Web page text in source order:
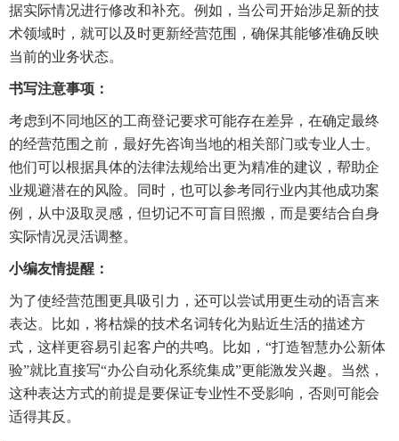
据实际情况进行修改和补充。例如，当公司开始涉足新的技
术领域时，就可以及时更新经营范围，确保其能够准确反映
当前的业务状态。
书写注意事项：
考虑到不同地区的工商登记要求可能存在差异，在确定最终
的经营范围之前，最好先咨询当地的相关部门或专业人士。
他们可以根据具体的法律法规给出更为精准的建议，帮助企
业规避潜在的风险。同时，也可以参考同行业内其他成功案
例，从中汲取灵感，但切记不可盲目照搬，而是要结合自身
实际情况灵活调整。
小编友情提醒：
为了使经营范围更具吸引力，还可以尝试用更生动的语言来
表达。比如，将枯燥的技术名词转化为贴近生活的描述方
式，这样更容易引起客户的共鸣。比如，“打造智慧办公新体
验”就比直接写“办公自动化系统集成”更能激发兴趣。当然，
这种表达方式的前提是要保证专业性不受影响，否则可能会
适得其反。